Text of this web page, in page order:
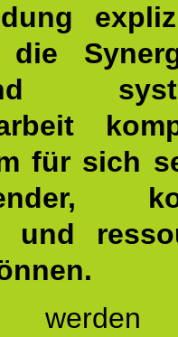
die
für sich
und